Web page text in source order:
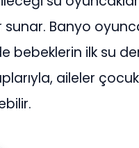
Banyo
bebeklerin ilk su
aileler